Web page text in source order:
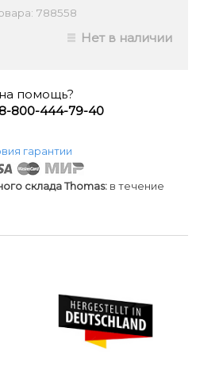
788558
Нет в наличии
помощь?
8-800-444-79-40
гарантии
склада Thomas: в течение